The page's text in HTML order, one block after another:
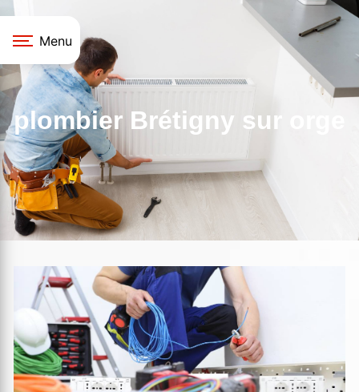
Menu
plombier Brétigny sur orge
Panneau de gestion des cookies